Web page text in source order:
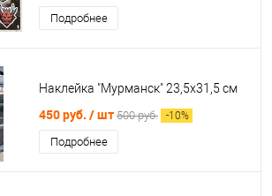
Подробнее
Наклейка "Мурманск" 23,5х31,5 см
450 руб. / шт 500 руб. -10%
Подробнее